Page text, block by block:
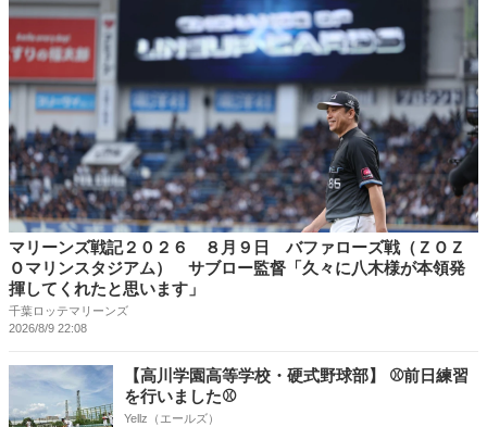
マリーンズ戦記２０２６ ８月９日 バファローズ戦（ＺＯＺ
Ｏマリンスタジアム） サブロー監督「久々に八木様が本領発
揮してくれたと思います」
千葉ロッテマリーンズ
2026/8/9 22:08
【高川学園高等学校・硬式野球部】 ⚾前日練習
を行いました⚾
Yellz（エールズ）